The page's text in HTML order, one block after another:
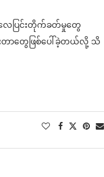
လေပြင်းတိုက်ခတ်မှုတွေ
တာတွေဖြစ်ပေါ်ခဲ့တယ်လို့ သိ